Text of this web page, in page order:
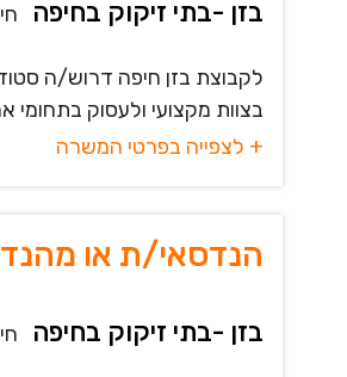
בזן -בתי זיקוק בחיפה
לקבוצת בזן חיפה דרוש/ה
בצוות מקצועי ולעסוק בתחומי
+ לצפייה בפרטי המשרה
הנדסאי/ת או
בזן -בתי זיקוק בחיפה